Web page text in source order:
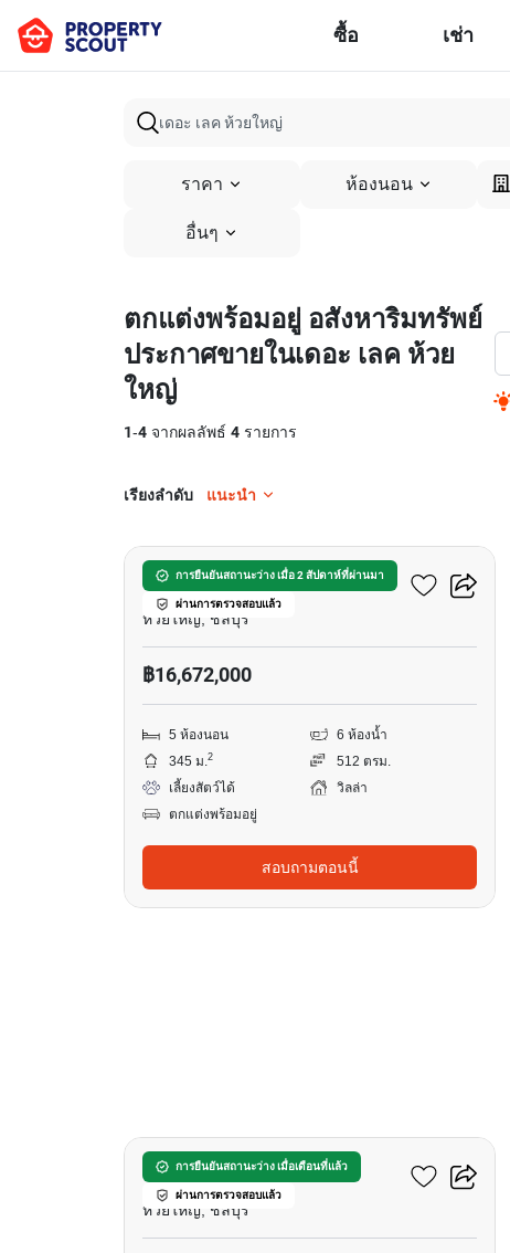
ซื้อ เช่า
ราคา ห้องนอน
อื่นๆ
ตกแต่งพร้อมอยู่ อสังหาริมทรัพย์
ประกาศขายในเดอะ เลค ห้วย
ใหญ่
1-4 จากผลลัพธ์ 4 รายการ
เรียงลำดับ แนะนำ
การยืนยันสถานะว่าง เมื่อ 2 สัปดาห์ที่ผ่านมา
ผ่านการตรวจสอบแล้ว
เดอะ เลค ห้วยใหญ่
ห้วยใหญ่, ชลบุรี
฿16,672,000
5 ห้องนอน
6 ห้องน้ำ
345 ม.2
512 ตรม.
เลี้ยงสัตว์ได้
วิลล่า
ตกแต่งพร้อมอยู่
สอบถามตอนนี้
การยืนยันสถานะว่าง เมื่อเดือนที่แล้ว
ผ่านการตรวจสอบแล้ว
เดอะ เลค ห้วยใหญ่
ห้วยใหญ่, ชลบุรี